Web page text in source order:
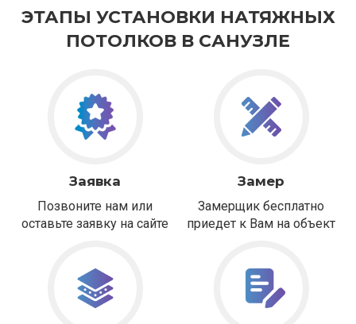
ЭТАПЫ УСТАНОВКИ НАТЯЖНЫХ
ПОТОЛКОВ В САНУЗЛЕ
Заявка
Позвоните нам или
оставьте заявку на сайте
Замер
Замерщик бесплатно
приедет к Вам на объект